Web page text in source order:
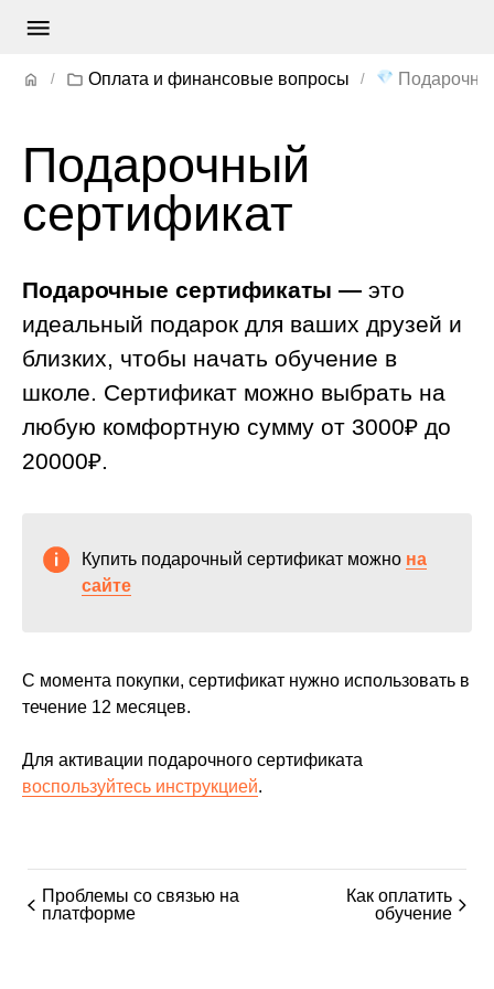
Оплата и финансовые вопросы 💎
Подарочный
сертификат
Подарочные сертификаты — это
идеальный подарок для ваших друзей и
близких, чтобы начать обучение в
школе. Сертификат можно выбрать на
любую комфортную сумму от 3000₽ до
20000₽.
Купить подарочный сертификат можно на
сайте
С момента покупки, сертификат нужно использовать в
течение 12 месяцев.
Для активации подарочного сертификата
воспользуйтесь инструкцией.
Проблемы со связью на
платформе
Как оплатить
обучение